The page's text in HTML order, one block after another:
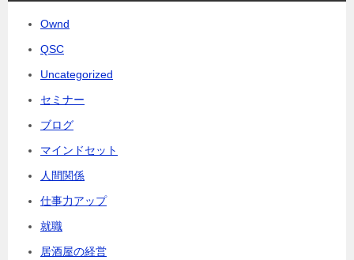
Ownd
QSC
Uncategorized
セミナー
ブログ
マインドセット
人間関係
仕事力アップ
就職
居酒屋の経営